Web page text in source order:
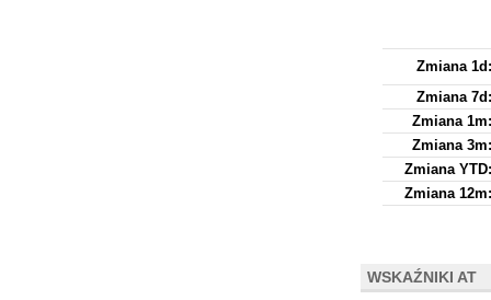
Zmiana 1d:
Zmiana 7d:
Zmiana 1m:
Zmiana 3m:
Zmiana YTD:
Zmiana 12m:
WSKAŹNIKI AT